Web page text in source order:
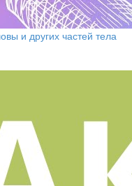
и других частей тела